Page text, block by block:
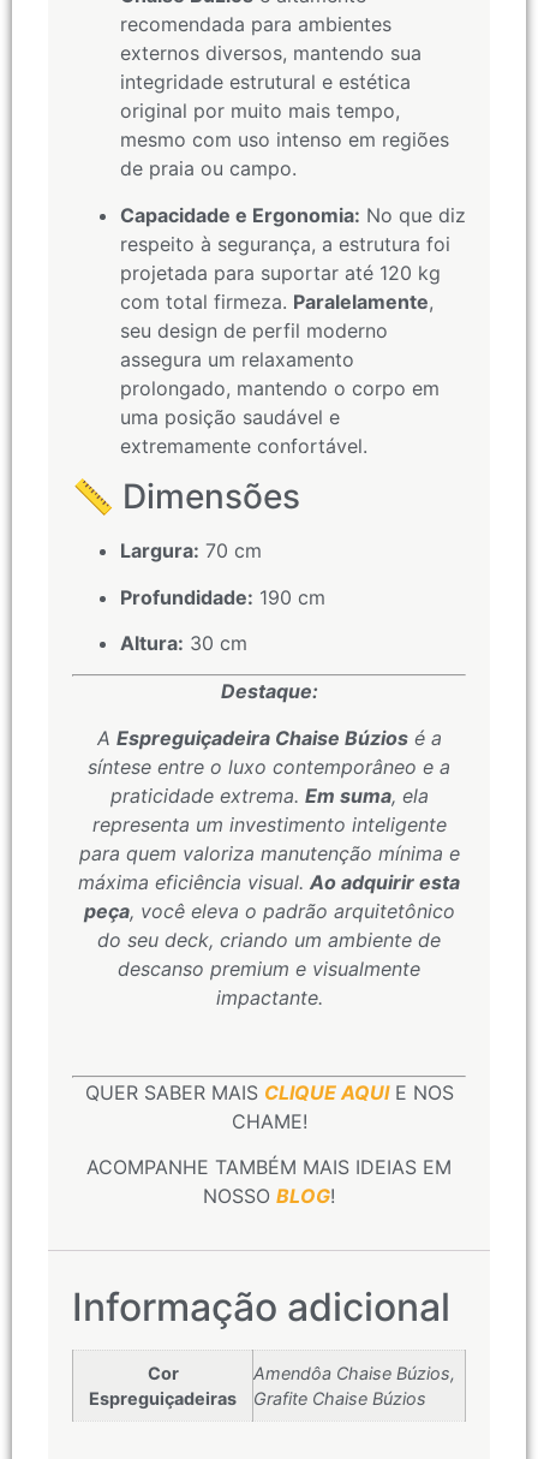
recomendada para ambientes
externos diversos, mantendo sua
integridade estrutural e estética
original por muito mais tempo,
mesmo com uso intenso em regiões
de praia ou campo.
Capacidade e Ergonomia: No que diz
respeito à segurança, a estrutura foi
projetada para suportar até 120 kg
com total firmeza. Paralelamente,
seu design de perfil moderno
assegura um relaxamento
prolongado, mantendo o corpo em
uma posição saudável e
extremamente confortável.
📏 Dimensões
Largura: 70 cm
Profundidade: 190 cm
Altura: 30 cm
Destaque:
A Espreguiçadeira Chaise Búziosé a
síntese entre o luxo contemporâneo e a
praticidade extrema. Em suma, ela
representa um investimento inteligente
para quem valoriza manutenção mínima e
máxima eficiência visual. Ao adquirir esta
peça, você eleva o padrão arquitetônico
do seu deck, criando um ambiente de
descanso premium e visualmente
impactante.
QUER SABER MAIS CLIQUE AQUIE NOS
CHAME!
ACOMPANHE TAMBÉM MAIS IDEIAS EM
NOSSO BLOG!
Informação adicional
Cor
Espreguiçadeiras
Amendôa Chaise Búzios,
Grafite Chaise Búzios